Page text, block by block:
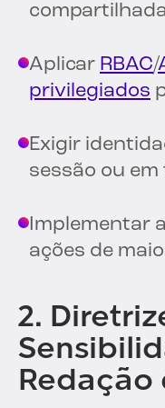
Aplicar RBAC/
privilegiados
Exigir
sessão ou em
Implementar
ações de
2.
Redação